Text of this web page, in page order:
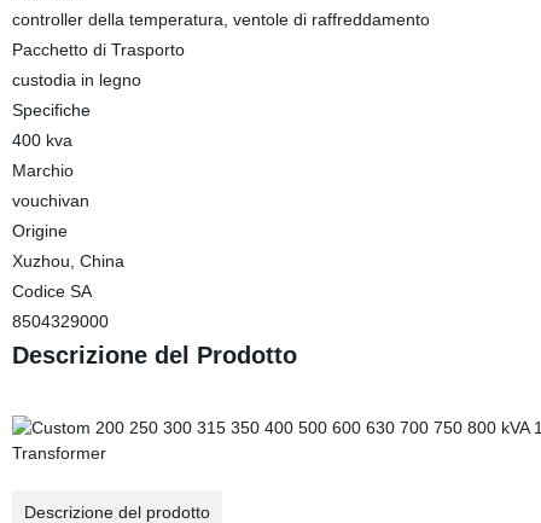
controller della temperatura, ventole di raffreddamento
Pacchetto di Trasporto
custodia in legno
Specifiche
400 kva
Marchio
vouchivan
Origine
Xuzhou, China
Codice SA
8504329000
Descrizione del Prodotto
Descrizione del prodotto